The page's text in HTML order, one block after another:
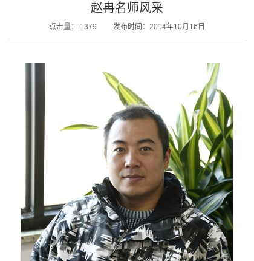
赵冉名师风采
点击量： 1379 发布时间：2014年10月16日